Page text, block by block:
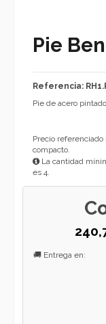
Pie
Referencia:
Pie de acero
Precio referenciado
compacto.
La cantidad
es 4.
🚚 Entrega en: